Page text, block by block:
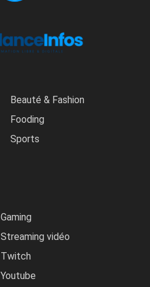
Beauté & Fashion
Fooding
Sports
Gaming
Streaming vidéo
Twitch
Youtube